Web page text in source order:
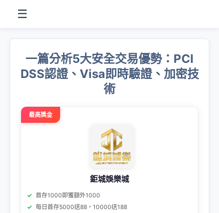
☰
一篇分析5大安全交易優勢：PCI
DSS認證、Visa即時驗證、加密技
術
最高獎金
鉅城娛樂城
首存1000即獲額外1000
每日首存5000送88，10000送188